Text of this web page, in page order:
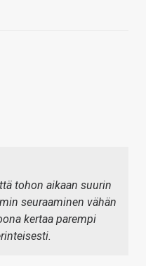
tohon aikaan suurin
seuraaminen vähän
kertaa parempi